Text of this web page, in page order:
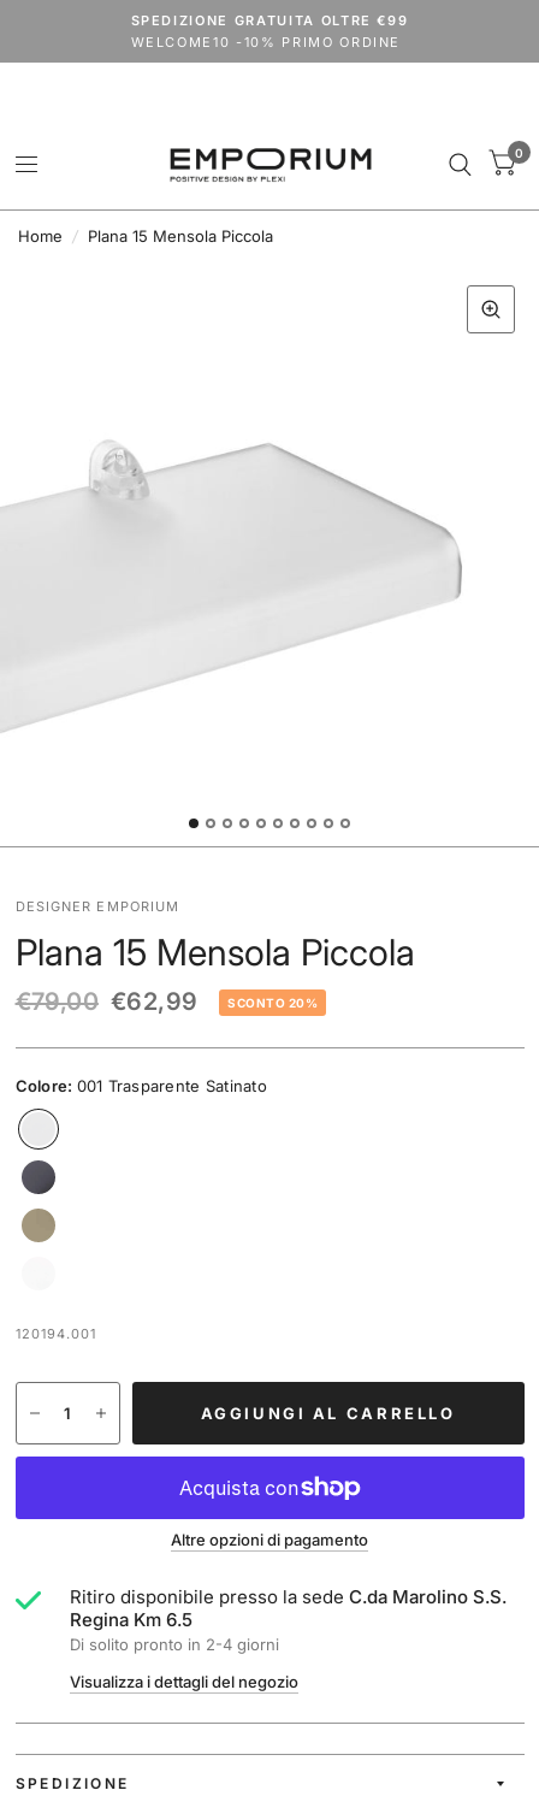
SPEDIZIONE GRATUITA OLTRE €99
WELCOME10 -10% PRIMO ORDINE
Spedizioni dal 24 agosto.
VACANZE2026extra 15% su tutto il catalogo (outlet escluso)
0
Home / Plana 15 Mensola Piccola
DESIGNER EMPORIUM
Plana 15 Mensola Piccola
€79,00 €62,99 SCONTO 20%
Colore: 001 Trasparente Satinato
120194.001
AGGIUNGI AL CARRELLO
Altre opzioni di pagamento
Ritiro disponibile presso la sede C.da Marolino S.S.
Regina Km 6.5
Di solito pronto in 2-4 giorni
Visualizza i dettagli del negozio
SPEDIZIONE